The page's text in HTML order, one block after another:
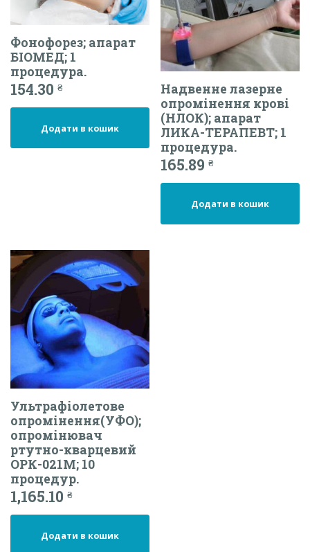
Фонофорез; апарат
БІОМЕД; 1
процедура.
154.30 ₴
Додати в кошик
Надвенне лазерне
опромінення крові
(НЛОК); апарат
ЛИКА-ТЕРАПЕВТ; 1
процедура.
165.89₴
Додати в кошик
Ультрафіолетове
опромінення(УФО);
опромінювач
ртутно-кварцевий
ОРК-021М; 10
процедур.
1,165.10 ₴
Додати в кошик